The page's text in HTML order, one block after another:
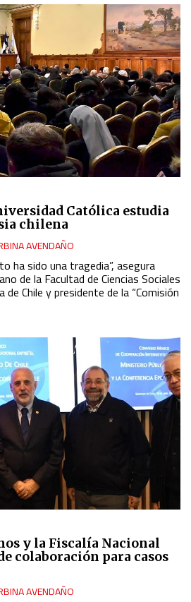
Católica estudia
chilena
AVENDAÑO
ha sido una tragedia”, asegura
de la Facultad de Ciencias Sociales
de Chile y presidente de la “Comisión
y la Fiscalía Nacional
colaboración para casos
AVENDAÑO